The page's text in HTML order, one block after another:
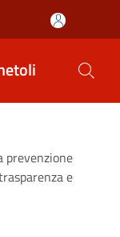
prevenzione
e